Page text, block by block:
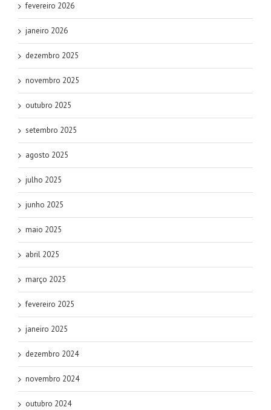
fevereiro 2026
janeiro 2026
dezembro 2025
novembro 2025
outubro 2025
setembro 2025
agosto 2025
julho 2025
junho 2025
maio 2025
abril 2025
março 2025
fevereiro 2025
janeiro 2025
dezembro 2024
novembro 2024
outubro 2024